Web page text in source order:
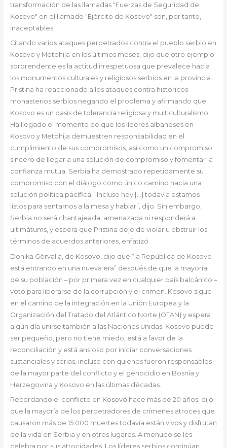
transformación de las llamadas "Fuerzas de Seguridad de
Kosovo" en el llamado "Ejército de Kosovo" son, por tanto,
inaceptables.
Citando varios ataques perpetrados contra el pueblo serbio en
Kosovo y Metohija en los últimos meses, dijo que otro ejemplo
sorprendente es la actitud irrespetuosa que prevalece hacia
los monumentos culturales y religiosos serbios en la provincia.
Pristina ha reaccionado a los ataques contra históricos
monasterios serbios negando el problema y afirmando que
Kosovo es un oasis de tolerancia religiosa y multiculturalismo.
Ha llegado el momento de que los líderes albaneses en
Kosovo y Metohija demuestren responsabilidad en el
cumplimiento de sus compromisos, así como un compromiso
sincero de llegar a una solución de compromiso y fomentar la
confianza mutua. Serbia ha demostrado repetidamente su
compromiso con el diálogo como único camino hacia una
solución política pacífica. “Incluso hoy […] todavía estamos
listos para sentarnos a la mesa y hablar”, dijo. Sin embargo,
Serbia no será chantajeada, amenazada ni responderá a
ultimátums, y espera que Pristina deje de violar u obstruir los
términos de acuerdos anteriores, enfatizó.
Donika Gërvalla, de Kosovo, dijo que “la República de Kosovo
está entrando en una nueva era” después de que la mayoría
de su población – por primera vez en cualquier país balcánico –
votó para liberarse de la corrupción y el crimen. Kosovo sigue
en el camino de la integración en la Unión Europea y la
Organización del Tratado del Atlántico Norte (OTAN) y espera
algún día unirse también a las Naciones Unidas. Kosovo puede
ser pequeño, pero no tiene miedo, está a favor de la
reconciliación y está ansioso por iniciar conversaciones
sustanciales y serias, incluso con quienes fueron responsables
de la mayor parte del conflicto y el genocidio en Bosnia y
Herzegovina y Kosovo en las últimas décadas.
Recordando el conflicto en Kosovo hace más de 20 años, dijo
que la mayoría de los perpetradores de crímenes atroces que
causaron más de 15.000 muertes todavía están vivos y disfrutan
de la vida en Serbia y en otros lugares. A menudo se les
celebra por sus atrocidades. Los líderes serbios continúan